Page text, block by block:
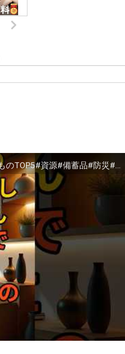
地震より怖いかもしれません家の中で本当に危険なものTOP5#資源#備蓄品#防災#地震#津波#緊急事態#熱中症